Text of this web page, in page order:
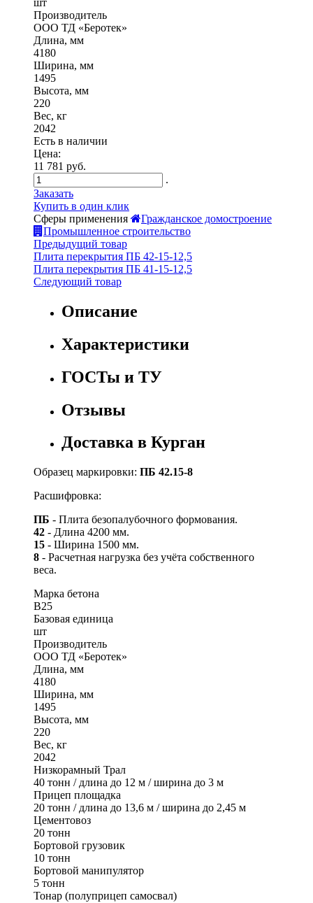
Производитель
ООО ТД «Беротек»
Длина, мм
4180
Ширина, мм
1495
Высота, мм
220
Вес, кг
2042
Есть в наличии
Цена:
11 781 руб.
.
Заказать
Купить в один клик
Сферы применения
Гражданское домостроение
Промышленное строительство
Предыдущий товар
Плита перекрытия ПБ 42-15-12,5
Плита перекрытия ПБ 41-15-12,5
Следующий товар
Описание
Характеристики
ГОСТы и ТУ
Отзывы
Доставка в Курган
Образец маркировки: ПБ 42.15-8
Расшифровка:
ПБ - Плита безопалубочного формования.
42 - Длина 4200 мм.
15 - Ширина 1500 мм.
8 - Расчетная нагрузка без учёта собственного
веса.
Марка бетона
B25
Базовая единица
шт
Производитель
ООО ТД «Беротек»
Длина, мм
4180
Ширина, мм
1495
Высота, мм
220
Вес, кг
2042
Низкорамный Трал
40 тонн / длина до 12 м / ширина до 3 м
Прицеп площадка
20 тонн / длина до 13,6 м / ширина до 2,45 м
Цементовоз
20 тонн
Бортовой грузовик
10 тонн
Бортовой манипулятор
5 тонн
Тонар (полуприцеп самосвал)